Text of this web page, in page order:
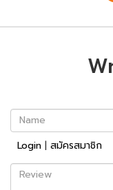
Name
Login | สมัครสมาชิก
Review